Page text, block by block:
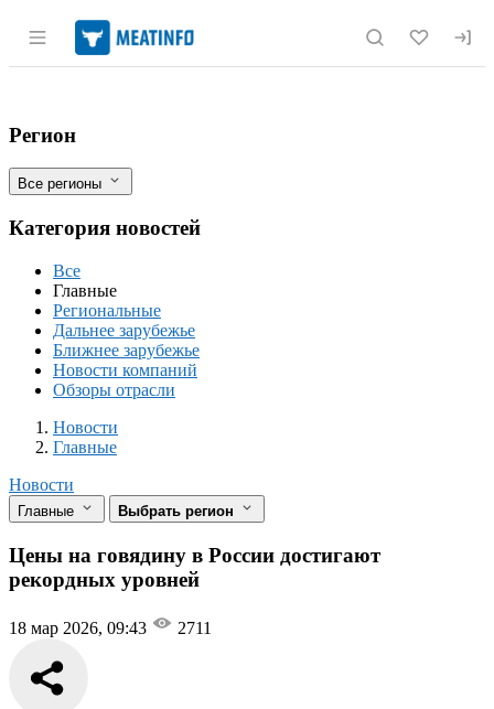
Раздел навигации по сайту
Цены на говядину в России достигают
Фильтры
Регион
Все регионы
Категория новостей
Все
Главные
Региональные
Дальнее зарубежье
Ближнее зарубежье
Новости компаний
Обзоры отрасли
Новости
Разделы
Новости
Главные
Новости
Главные Выбрать регион
Цены на говядину в России достигают
рекордных уровней
18 мар 2026, 09:43 2711